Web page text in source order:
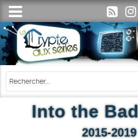
Into the
2015-2019